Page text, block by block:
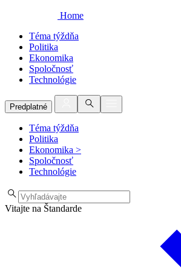
Home
Téma týždňa
Politika
Ekonomika
Spoločnosť
Technológie
Predplatné
Téma týždňa
Politika
Ekonomika >
Spoločnosť
Technológie
Vitajte na Štandarde